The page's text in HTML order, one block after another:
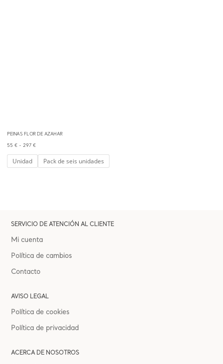
PEINAS FLOR DE AZAHAR
55€ - 297€Rango
Unidad Pack de seis unidades
SERVICIO DE ATENCIÓN AL CLIENTE
Mi cuenta
Política de cambios
Contacto
AVISO LEGAL
Política de cookies
Política de privacidad
ACERCA DE NOSOTROS